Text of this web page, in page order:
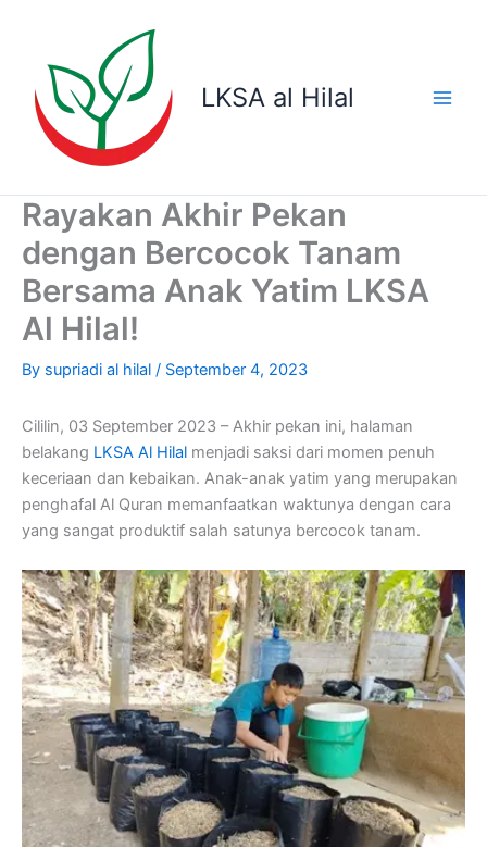
content
LKSA al Hilal
Rayakan Akhir Pekan
dengan Bercocok Tanam
Bersama Anak Yatim LKSA
Al Hilal!
By supriadi al hilal / September 4, 2023
Cililin, 03 September 2023 – Akhir pekan ini, halaman
belakang LKSA Al Hilal menjadi saksi dari momen penuh
keceriaan dan kebaikan. Anak-anak yatim yang merupakan
penghafal Al Quran memanfaatkan waktunya dengan cara
yang sangat produktif salah satunya bercocok tanam.